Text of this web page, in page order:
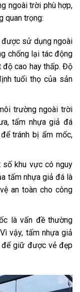
ngoài trời phù hợp,
quan trọng:
được sử dụng ngoài
chống lại tác động
độ cao hay thấp. Độ
tuổi thọ của sản
trường ngoài trời
tấm nhựa giả đá
tránh bị ẩm mốc,
khu vực có nguy
tấm nhựa giả đá là
an toàn cho công
là vấn đề thường
vậy, tấm nhựa giả
để giữ được vẻ đẹp